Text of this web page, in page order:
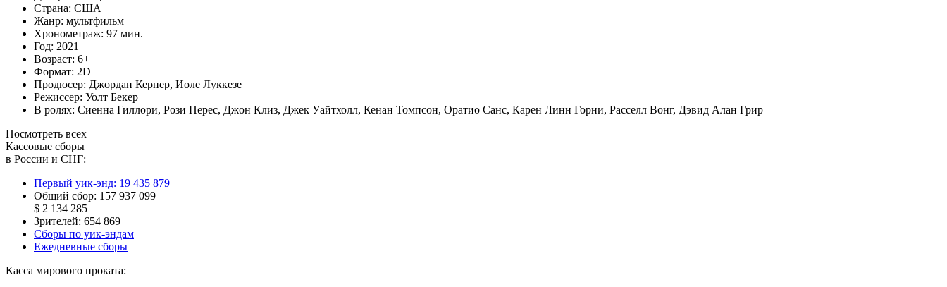
Страна: США
Жанр: мультфильм
Хронометраж: 97 мин.
Год: 2021
Возраст: 6+
Формат: 2D
Продюсер: Джордан Кернер, Иоле Луккезе
Режиссер: Уолт Бекер
В ролях: Сиенна Гиллори, Рози Перес, Джон Клиз, Джек Уайтхолл, Кенан Томпсон, Оратио Санс, Карен Линн Горни, Расселл Вонг, Дэвид Алан Грир
Посмотреть всех
Кассовые сборы
в России и СНГ:
Первый уик-энд: 19 435 879
Общий сбор: 157 937 099
$ 2 134 285
Зрителей: 654 869
Сборы по уик-эндам
Ежедневные сборы
Касса мирового проката: